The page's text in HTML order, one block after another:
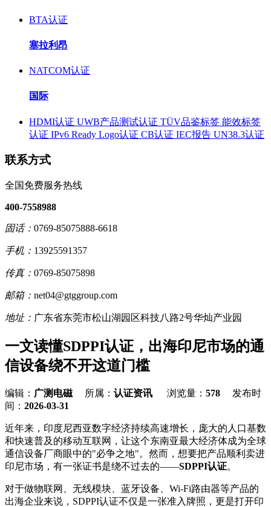
BTA认证
塞拉利昂
NATCOM认证
国际
HDMI认证 UWB产品测试认证 TÜV品鉴标签 能效标签
认证 IPv6 Ready Logo认证 CB认证 IEC报告 UN38.3认证
联系方式
全国免费服务热线
400-7558988
固话： 0769-85075888-6618
手机： 13925591357
传真： 0769-85075898
邮箱： net04@gtggroup.com
地址： 广东省东莞市松山湖园区科技八路2号华灿产业园
一文读懂SDPPI认证，出海印尼市场的通
信设备绕不开这道门槛
编辑： 广测电磁所属： 认证资讯 浏览量： 578 发布时
间： 2026-03-31
近年来，印度尼西亚数字经济持续高速增长，庞大的人口基数
和快速普及的移动互联网，让这个东南亚最大经济体成为全球
通信设备厂商眼中的"必争之地"。然而，想要把产品顺利卖进
印尼市场，有一张证书是绕不过去的——SDPPI认证。
对于做物联网、无线模块、蓝牙设备、Wi-Fi路由器等产品的
出海企业来说，SDPPI认证不仅是一张准入牌照，更是打开印